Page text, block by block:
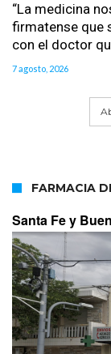
“La medicina
firmatense que
con el doctor
7 agosto, 2026
FARMACIA
Santa Fe y